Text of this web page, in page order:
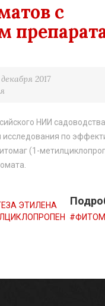
с
2017
НИИ садоводства
по
(1-
ЭТИЛЕНА